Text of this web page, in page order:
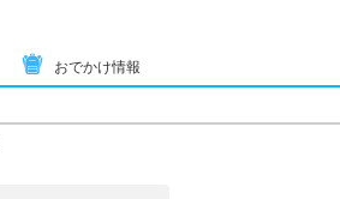
おでかけ情報